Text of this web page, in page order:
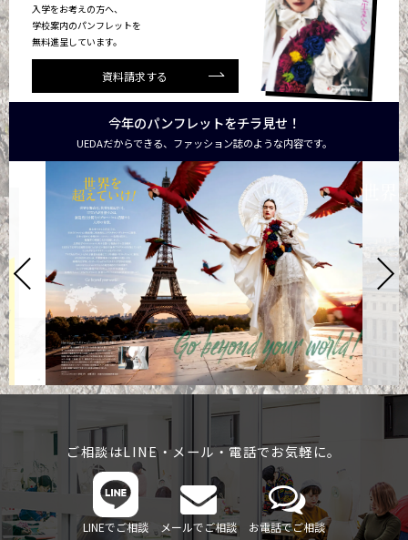
入学をお考えの方へ、
学校案内のパンフレットを
無料進呈しています。
資料請求する
今年のパンフレットをチラ見せ！
UEDAだからできる、ファッション誌のような内容です。
ご相談はLINE・メール・電話でお気軽に。
LINEでご相談 メールでご相談 お電話でご相談